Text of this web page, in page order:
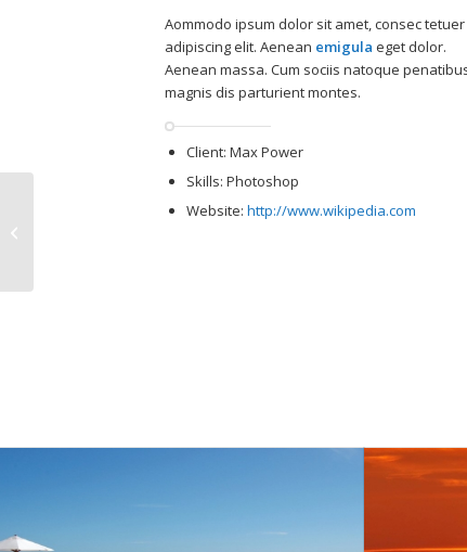
Aommodo ipsum dolor sit amet, consec tetuer
adipiscing elit. Aenean emigula eget dolor.
Aenean massa. Cum sociis natoque
magnis dis parturient montes.
Client: Max Power
Skills: Photoshop
Website: http://www.wikipedia.com